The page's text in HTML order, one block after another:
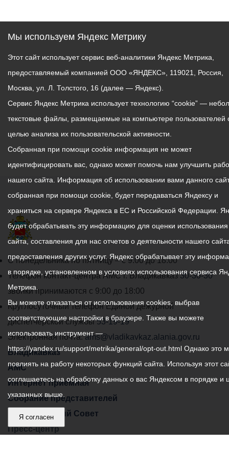
График
работы
администрации
местного
самоуправления
города
Владикавказ:
С понедельника по пятницу – с 9.00 до 18.00
Телефон контакт-центра АМС г. Владикавказ30-30-30
звонки принимаются с 9:00 до 18:00
Круглосуточный телефон Единой дежурной
диспетчерской службы53-19-19
Электронная почта:ams@vladikavkaz.alania.gov.ru
Владикавказ
АМС
Интернет приемная
Собрание представителей
Общественный Совет
Пресс-центр
Мы используем Яндекс Метрику
Этот сайт использует сервис веб-аналитики Яндекс Метрика,
предоставляемый компанией ООО «ЯНДЕКС», 119021, Россия,
Москва, ул. Л. Толстого, 16 (далее — Яндекс).
Сервис Яндекс Метрика использует технологию “cookie” —
текстовые файлы, размещаемые на компьютере пользователей
целью анализа их пользовательской активности.
Собранная при помощи cookie информация не может
идентифицировать вас, однако может помочь нам улучшить
нашего сайта. Информация об использовании вами данного
собранная при помощи cookie, будет передаваться Яндексу и
храниться на сервере Яндекса в ЕС и Российской Федерации.
будет обрабатывать эту информацию для оценки
сайта, составления для нас отчетов о деятельности нашего
предоставления других услуг. Яндекс обрабатывает эту
в порядке, установленном в условиях использования сервиса
Метрика.
Вы можете отказаться от использования cookies, выбрав
соответствующие настройки в браузере. Также вы можете
использовать инструмент —
https://yandex.ru/support/metrika/general/opt-out.html Однако это
повлиять на работу некоторых функций сайта. Используя этот
соглашаетесь на обработку данных о вас Яндексом в порядке и
указанных выше.
Я согласен